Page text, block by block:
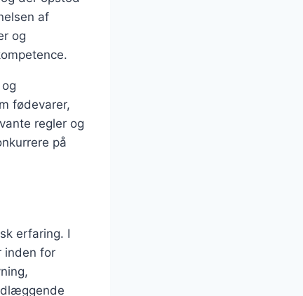
af
og
fødevarer,
regler og
på
erfaring. I
inden for